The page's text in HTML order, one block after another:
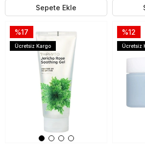
Sepete Ekle
%17
Ücretsiz Kargo
%12
Ücretsiz